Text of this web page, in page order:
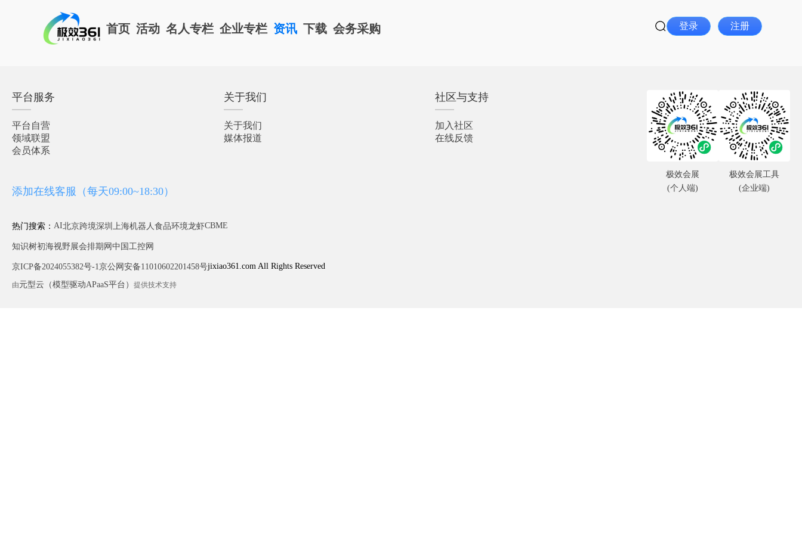
首页 活动 名人专栏 企业专栏 资讯 下载 会务采购 登录 注册
平台服务
平台自营
领域联盟
会员体系
关于我们
关于我们
媒体报道
社区与支持
加入社区
在线反馈
添加在线客服（每天09:00~18:30）
热门搜索： AI北京跨境深圳 上海机器人食品环境龙虾CBME
知识树初海视野展会排期网 中国工控网
京ICP备2024055382号-1京公网安备11010602201458号jixiao361.com All Rights Reserved
由元型云（模型驱动APaaS平台） 提供技术支持
极效会展
(个人端)
极效会展工具
(企业端)